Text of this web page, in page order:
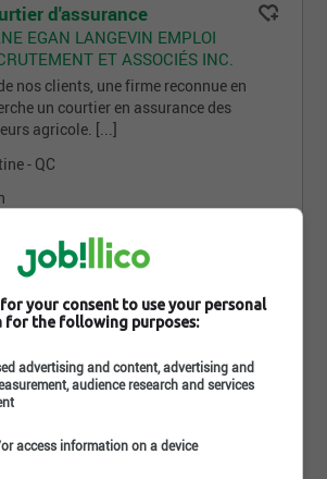
d'assurance
EGAN LANGEVIN EMPLOI
ET ASSOCIÉS INC.
nos clients, une firme reconnue en
un courtier en assurance des
agricole. [...]
- QC
trouves-tu
recherche ?
your consent to use your personal
for the following purposes:
advertising and content, advertising and
audience research and services
access information on a device